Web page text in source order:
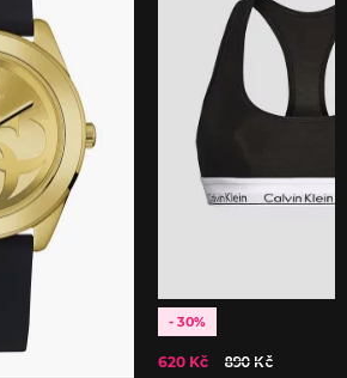
- 30%
620 Kč 890 Kč